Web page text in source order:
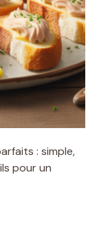
: simple,
pour un